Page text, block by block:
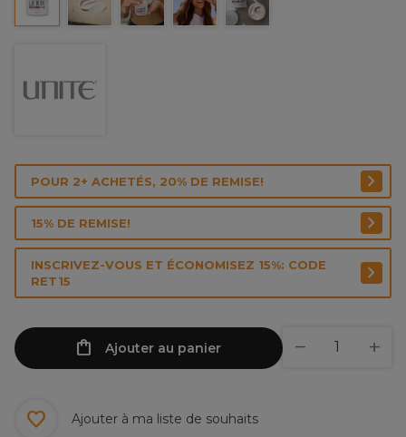
POUR 2+ ACHETÉS, 20% DE REMISE!
15% DE REMISE!
INSCRIVEZ-VOUS ET ÉCONOMISEZ 15%: CODE
RET15
Ajouter au panier
Ajouter à ma liste de souhaits